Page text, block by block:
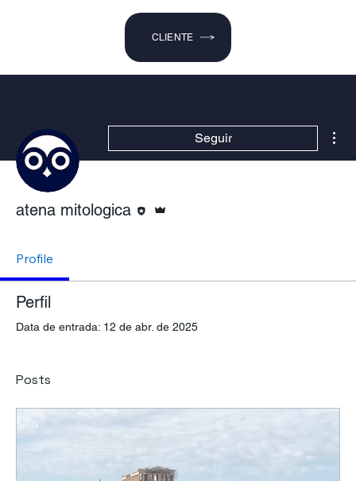
CLIENTE
Seguir
atena mitologica
Profile
Perfil
Data de entrada: 12 de abr. de 2025
Posts